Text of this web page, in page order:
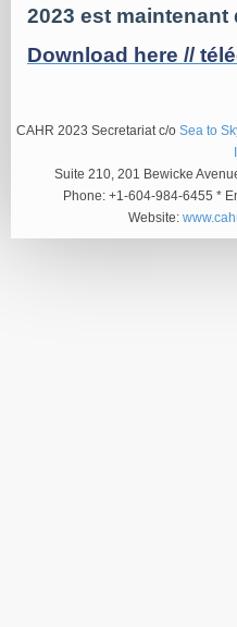
2023 est maintenant
Download here //
CAHR 2023 Secretariat c/o Sea to
Suite 210, 201 Bewicke
Phone: +1-604-984-6455 *
Website: